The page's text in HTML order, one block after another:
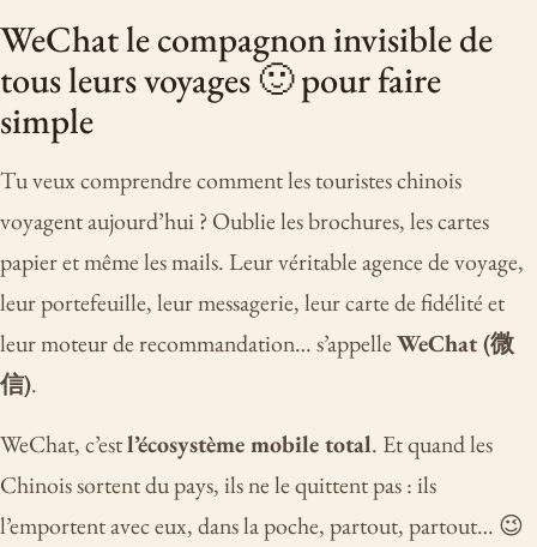
WeChat le compagnon invisible de
tous leurs voyages 🙂 pour faire
simple
Tu veux comprendre comment les touristes chinois
voyagent aujourd’hui ? Oublie les brochures, les cartes
papier et même les mails. Leur véritable agence de voyage,
leur portefeuille, leur messagerie, leur carte de fidélité et
leur moteur de recommandation… s’appelleWeChat (微
信).
WeChat, c’estl’écosystème mobile total. Et quand les
Chinois sortent du pays, ils ne le quittent pas : ils
l’emportent avec eux, dans la poche, partout, partout… 😉